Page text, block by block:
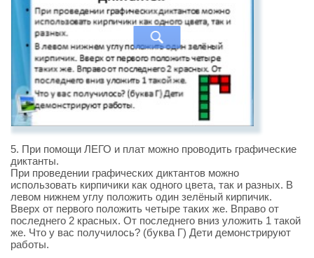
5. При помощи ЛЕГО и плат можно проводить графические
диктанты.
При проведении графических диктантов можно
использовать кирпичики как одного цвета, так и разных. В
левом нижнем углу положить один зелёный кирпичик.
Вверх от первого положить четыре таких же. Вправо от
последнего 2 красных. От последнего вниз уложить 1 такой
же. Что у вас получилось? (буква Г) Дети демонстрируют
работы.